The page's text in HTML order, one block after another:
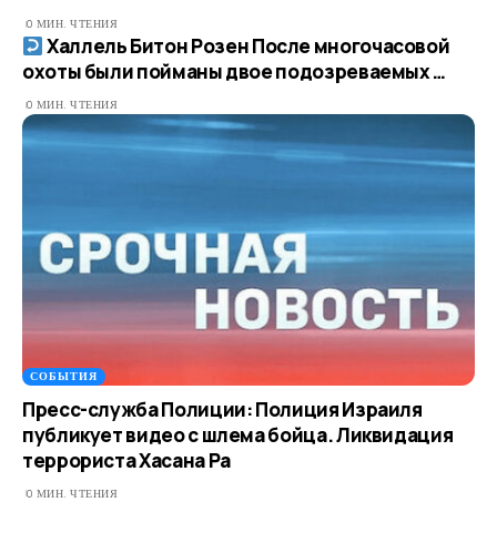
0 МИН. ЧТЕНИЯ
Халлель Битон Розен После многочасовой
охоты были пойманы двое подозреваемых …​
0 МИН. ЧТЕНИЯ
СОБЫТИЯ
Пресс-служба Полиции: Полиция Израиля
публикует видео с шлема бойца. Ликвидация
террориста Хасана Ра
0 МИН. ЧТЕНИЯ